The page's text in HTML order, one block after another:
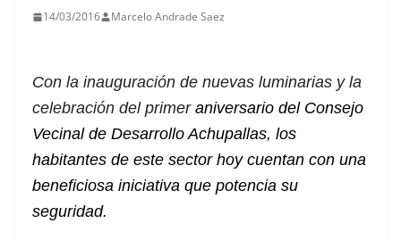
14/03/2016 Marcelo Andrade Saez
Con la inauguración de nuevas luminarias y la
celebración del primer aniversario del Consejo
Vecinal de Desarrollo Achupallas, los
habitantes de este sector hoy cuentan con una
beneficiosa iniciativa que potencia su
seguridad.